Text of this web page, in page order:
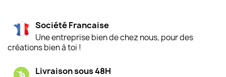
Société Francaise
Une entreprise bien de chez nous, pour des
créations bien à toi !
Livraison sous 48H